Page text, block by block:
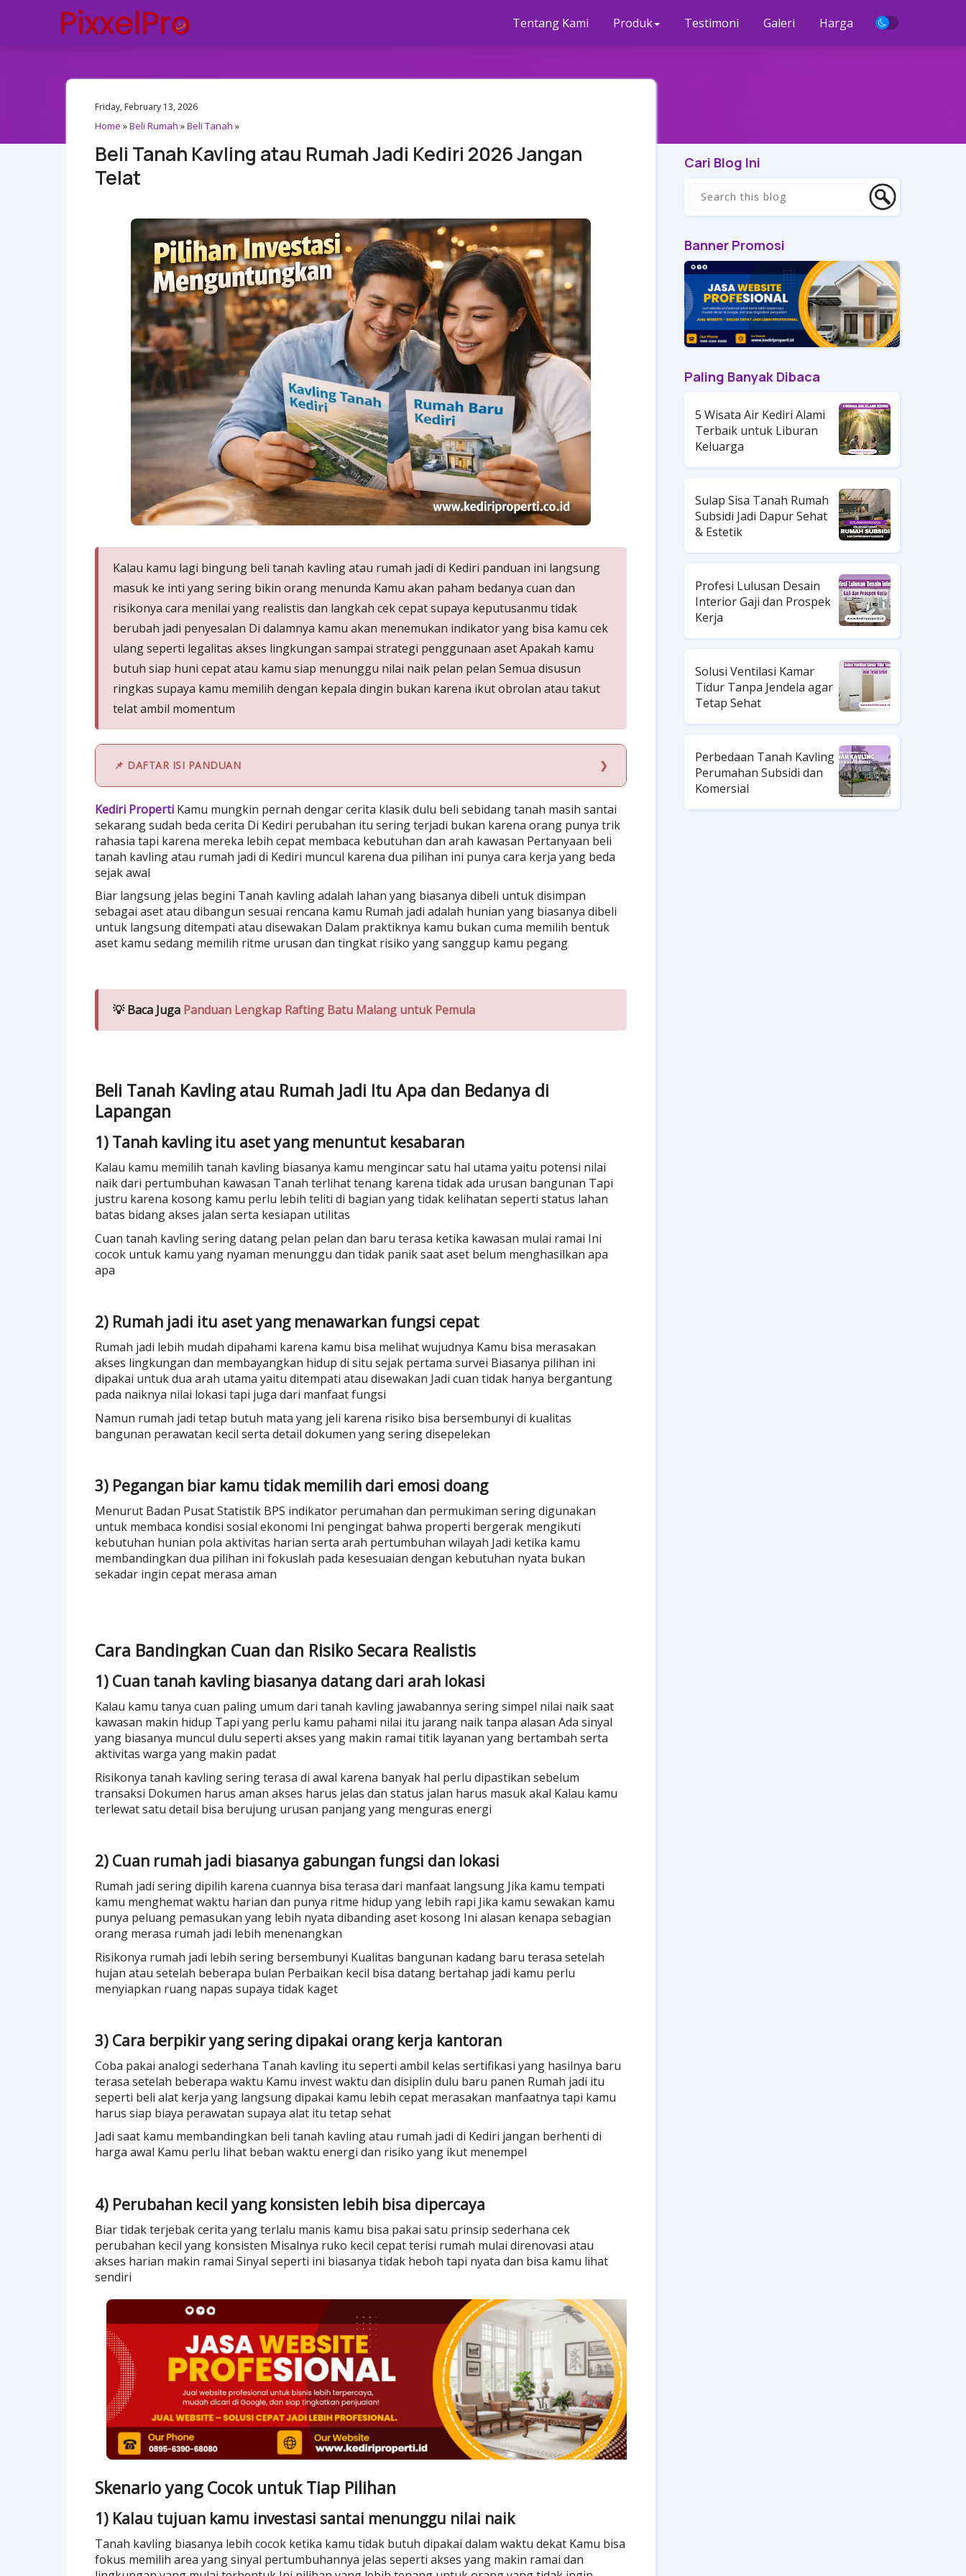
Tentang Kami Produk Testimoni Galeri Harga
Friday, February 13, 2026
Home »Beli Rumah »Beli Tanah »
Beli Tanah Kavling atau Rumah Jadi Kediri 2026 Jangan
Telat
Kalau kamu lagi bingung beli tanah kavling atau rumah jadi di Kediri panduan ini langsung
masuk ke inti yang sering bikin orang menunda Kamu akan paham bedanya cuan dan
risikonya cara menilai yang realistis dan langkah cek cepat supaya keputusanmu tidak
berubah jadi penyesalan Di dalamnya kamu akan menemukan indikator yang bisa kamu cek
ulang seperti legalitas akses lingkungan sampai strategi penggunaan aset Apakah kamu
butuh siap huni cepat atau kamu siap menunggu nilai naik pelan pelan Semua disusun
ringkas supaya kamu memilih dengan kepala dingin bukan karena ikut obrolan atau takut
telat ambil momentum
📌 DAFTAR ISI PANDUAN
Kediri Properti Kamu mungkin pernah dengar cerita klasik dulu beli sebidang tanah masih santai
sekarang sudah beda cerita Di Kediri perubahan itu sering terjadi bukan karena orang punya trik
rahasia tapi karena mereka lebih cepat membaca kebutuhan dan arah kawasan Pertanyaan beli
tanah kavling atau rumah jadi di Kediri muncul karena dua pilihan ini punya cara kerja yang beda
sejak awal
Biar langsung jelas begini Tanah kavling adalah lahan yang biasanya dibeli untuk disimpan
sebagai aset atau dibangun sesuai rencana kamu Rumah jadi adalah hunian yang biasanya dibeli
untuk langsung ditempati atau disewakan Dalam praktiknya kamu bukan cuma memilih bentuk
aset kamu sedang memilih ritme urusan dan tingkat risiko yang sanggup kamu pegang
💡 Baca Juga Panduan Lengkap Rafting Batu Malang untuk Pemula
Beli Tanah Kavling atau Rumah Jadi Itu Apa dan Bedanya di
Lapangan
1) Tanah kavling itu aset yang menuntut kesabaran
Kalau kamu memilih tanah kavling biasanya kamu mengincar satu hal utama yaitu potensi nilai
naik dari pertumbuhan kawasan Tanah terlihat tenang karena tidak ada urusan bangunan Tapi
justru karena kosong kamu perlu lebih teliti di bagian yang tidak kelihatan seperti status lahan
batas bidang akses jalan serta kesiapan utilitas
Cuan tanah kavling sering datang pelan pelan dan baru terasa ketika kawasan mulai ramai Ini
cocok untuk kamu yang nyaman menunggu dan tidak panik saat aset belum menghasilkan apa
apa
2) Rumah jadi itu aset yang menawarkan fungsi cepat
Rumah jadi lebih mudah dipahami karena kamu bisa melihat wujudnya Kamu bisa merasakan
akses lingkungan dan membayangkan hidup di situ sejak pertama survei Biasanya pilihan ini
dipakai untuk dua arah utama yaitu ditempati atau disewakan Jadi cuan tidak hanya bergantung
pada naiknya nilai lokasi tapi juga dari manfaat fungsi
Namun rumah jadi tetap butuh mata yang jeli karena risiko bisa bersembunyi di kualitas
bangunan perawatan kecil serta detail dokumen yang sering disepelekan
3) Pegangan biar kamu tidak memilih dari emosi doang
Menurut Badan Pusat Statistik BPS indikator perumahan dan permukiman sering digunakan
untuk membaca kondisi sosial ekonomi Ini pengingat bahwa properti bergerak mengikuti
kebutuhan hunian pola aktivitas harian serta arah pertumbuhan wilayah Jadi ketika kamu
membandingkan dua pilihan ini fokuslah pada kesesuaian dengan kebutuhan nyata bukan
sekadar ingin cepat merasa aman
Cara Bandingkan Cuan dan Risiko Secara Realistis
1) Cuan tanah kavling biasanya datang dari arah lokasi
Kalau kamu tanya cuan paling umum dari tanah kavling jawabannya sering simpel nilai naik saat
kawasan makin hidup Tapi yang perlu kamu pahami nilai itu jarang naik tanpa alasan Ada sinyal
yang biasanya muncul dulu seperti akses yang makin ramai titik layanan yang bertambah serta
aktivitas warga yang makin padat
Risikonya tanah kavling sering terasa di awal karena banyak hal perlu dipastikan sebelum
transaksi Dokumen harus aman akses harus jelas dan status jalan harus masuk akal Kalau kamu
terlewat satu detail bisa berujung urusan panjang yang menguras energi
2) Cuan rumah jadi biasanya gabungan fungsi dan lokasi
Rumah jadi sering dipilih karena cuannya bisa terasa dari manfaat langsung Jika kamu tempati
kamu menghemat waktu harian dan punya ritme hidup yang lebih rapi Jika kamu sewakan kamu
punya peluang pemasukan yang lebih nyata dibanding aset kosong Ini alasan kenapa sebagian
orang merasa rumah jadi lebih menenangkan
Risikonya rumah jadi lebih sering bersembunyi Kualitas bangunan kadang baru terasa setelah
hujan atau setelah beberapa bulan Perbaikan kecil bisa datang bertahap jadi kamu perlu
menyiapkan ruang napas supaya tidak kaget
3) Cara berpikir yang sering dipakai orang kerja kantoran
Coba pakai analogi sederhana Tanah kavling itu seperti ambil kelas sertifikasi yang hasilnya baru
terasa setelah beberapa waktu Kamu invest waktu dan disiplin dulu baru panen Rumah jadi itu
seperti beli alat kerja yang langsung dipakai kamu lebih cepat merasakan manfaatnya tapi kamu
harus siap biaya perawatan supaya alat itu tetap sehat
Jadi saat kamu membandingkan beli tanah kavling atau rumah jadi di Kediri jangan berhenti di
harga awal Kamu perlu lihat beban waktu energi dan risiko yang ikut menempel
4) Perubahan kecil yang konsisten lebih bisa dipercaya
Biar tidak terjebak cerita yang terlalu manis kamu bisa pakai satu prinsip sederhana cek
perubahan kecil yang konsisten Misalnya ruko kecil cepat terisi rumah mulai direnovasi atau
akses harian makin ramai Sinyal seperti ini biasanya tidak heboh tapi nyata dan bisa kamu lihat
sendiri
Skenario yang Cocok untuk Tiap Pilihan
1) Kalau tujuan kamu investasi santai menunggu nilai naik
Tanah kavling biasanya lebih cocok ketika kamu tidak butuh dipakai dalam waktu dekat Kamu bisa
fokus memilih area yang sinyal pertumbuhannya jelas seperti akses yang makin ramai dan
Cari Blog Ini
Banner Promosi
Paling Banyak Dibaca
5 Wisata Air Kediri Alami
Terbaik untuk Liburan
Keluarga
Sulap Sisa Tanah Rumah
Subsidi Jadi Dapur Sehat
& Estetik
Profesi Lulusan Desain
Interior Gaji dan Prospek
Kerja
Solusi Ventilasi Kamar
Tidur Tanpa Jendela agar
Tetap Sehat
Perbedaan Tanah Kavling
Perumahan Subsidi dan
Komersial